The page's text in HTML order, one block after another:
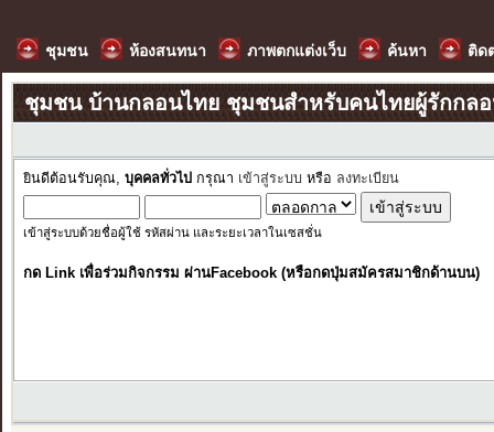
ชุมชน ห้องสนทนา ภาพตกแต่งเว็บ ค้นหา ติด
ชุมชน บ้านกลอนไทย ชุมชนสำหรับคนไทยผู้รักกล
ยินดีต้อนรับคุณ, บุคคลทั่วไป กรุณา เข้าสู่ระบบ หรือ ลงทะเบียน
เข้าสู่ระบบด้วยชื่อผู้ใช้ รหัสผ่าน และระยะเวลาในเซสชั่น
กด Link เพื่อร่วมกิจกรรม ผ่านFacebook (หรือกดปุ่มสมัครสมาชิกด้านบน)